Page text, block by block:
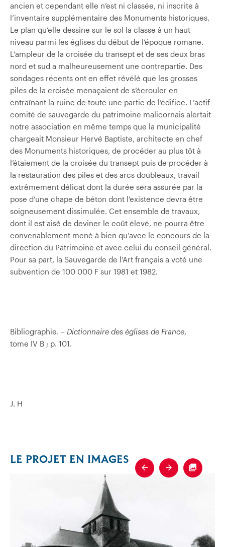
ancien et cependant elle n’est ni classée, ni inscrite à
l’inventaire supplémentaire des Monuments historiques.
Le plan qu’elle dessine sur le sol la classe à un haut
niveau parmi les églises du début de l’époque romane.
L’ampleur de la croisée du transept et de ses deux bras
nord et sud a malheureusement une contrepartie. Des
sondages récents ont en effet révélé que les grosses
piles de la croisée menaçaient de s’écrouler en
entraînant la ruine de toute une partie de l’édifice. L’actif
comité de sauvegarde du patrimoine malicornais alertait
notre association en même temps que la municipalité
chargeait Monsieur Hervé Baptiste, architecte en chef
des Monuments historiques, de procéder au plus tôt à
l’étaiement de la croisée du transept puis de procéder à
la restauration des piles et des arcs doubleaux, travail
extrêmement délicat dont la durée sera assurée par la
pose d’une chape de béton dont l’existence devra être
soigneusement dissimulée. Cet ensemble de travaux,
dont il est aisé de deviner le coût élevé, ne pourra être
convenablement mené à bien qu’avec le concours de la
direction du Patrimoine et avec celui du conseil général.
Pour sa part, la Sauvegarde de l’Art français a voté une
subvention de 100 000 F sur 1981 et 1982.
Bibliographie. – Dictionnaire des églises de France,
tome IV B ; p. 101.
J. H
LE PROJET EN IMAGES
Previous
Next